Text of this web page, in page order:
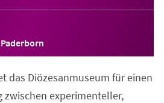
das Diözesanmuseum für einen
zwischen experimenteller,